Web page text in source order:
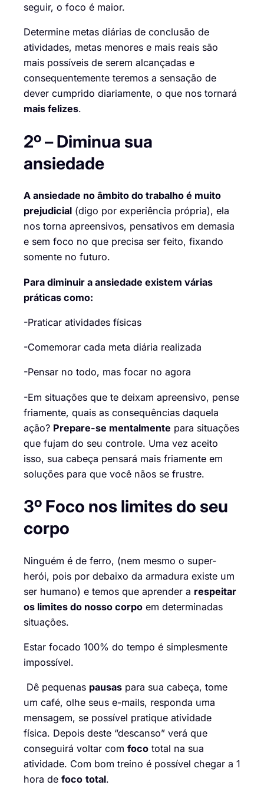
seguir, o foco é maior.
Determine metas diárias de conclusão de
atividades, metas menores e mais reais são
mais possíveis de serem alcançadas e
consequentemente teremos a sensação de
dever cumprido diariamente, o que nos tornará
mais felizes.
2º – Diminua sua
ansiedade
A ansiedade no âmbito do trabalho é muito
prejudicial (digo por experiência própria), ela
nos torna apreensivos, pensativos em demasia
e sem foco no que precisa ser feito, fixando
somente no futuro.
Para diminuir a ansiedade existem várias
práticas como:
-Praticar atividades físicas
-Comemorar cada meta diária realizada
-Pensar no todo, mas focar no agora
-Em situações que te deixam apreensivo, pense
friamente, quais as consequências daquela
ação? Prepare-se mentalmente para situações
que fujam do seu controle. Uma vez aceito
isso, sua cabeça pensará mais friamente em
soluções para que você nãos se frustre.
3º Foco nos limites do seu
corpo
Ninguém é de ferro, (nem mesmo o super-
herói, pois por debaixo da armadura existe um
ser humano) e temos que aprender a respeitar
os limites do nosso corpo em determinadas
situações.
Estar focado 100% do tempo é simplesmente
impossível.
Dê pequenas pausas para sua cabeça, tome
um café, olhe seus e-mails, responda uma
mensagem, se possível pratique atividade
física. Depois deste “descanso” verá que
conseguirá voltar com foco total na sua
atividade. Com bom treino é possível chegar a 1
hora de foco total.